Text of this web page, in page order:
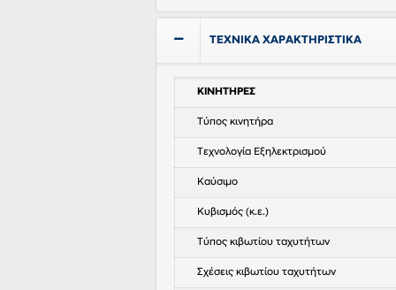
ΤΕΧΝΙΚΑ ΧΑΡΑΚΤΗΡΙΣΤΙΚΑ
ΚΙΝΗΤΗΡΕΣ
Τύπος κινητήρα
Τεχνολογία Εξηλεκτρισμού
Καύσιμο
Κυβισμός (κ.ε.)
Τύπος κιβωτίου ταχυτήτων
Σχέσεις κιβωτίου ταχυτήτων